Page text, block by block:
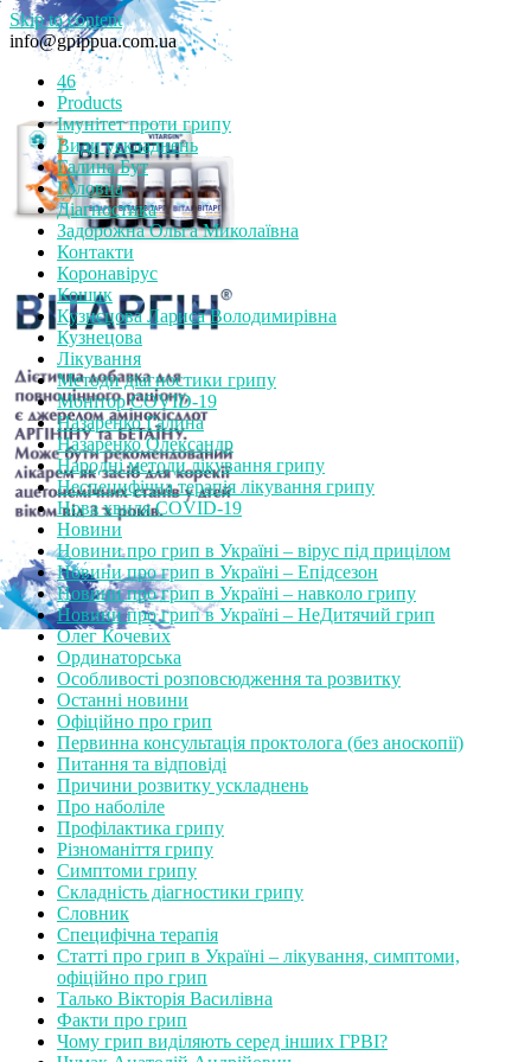
Skip to content
info@gpippua.com.ua
46
Products
Імунітет проти грипу
Види ускладнень
Галина Бут
Головна
Діагностика
Задорожна Ольга Миколаївна
Контакти
Коронавірус
Кошик
Кузнєцова Лариса Володимирівна
Кузнецова
Лікування
Методи діагностики грипу
Монітор СOVID-19
Назаренко Галина
Назаренко Олександр
Народні методи лікування грипу
Неспецифічна терапія лікування грипу
Нова хвиля COVID-19
Новини
Новини про грип в Україні – вірус під прицілом
Новини про грип в Україні – Епідсезон
Новини про грип в Україні – навколо грипу
Новини про грип в Україні – НеДитячий грип
Олег Кочевих
Ординаторська
Особливості розповсюдження та розвитку
Останні новини
Офіційно про грип
Первинна консультація проктолога (без аноскопії)
Питання та відповіді
Причини розвитку ускладнень
Про наболіле
Профілактика грипу
Різноманіття грипу
Симптоми грипу
Складність діагностики грипу
Словник
Специфічна терапія
Статті про грип в Україні – лікування, симптоми,
офіційно про грип
Талько Вікторія Василівна
Факти про грип
Чому грип виділяють серед інших ГРВІ?